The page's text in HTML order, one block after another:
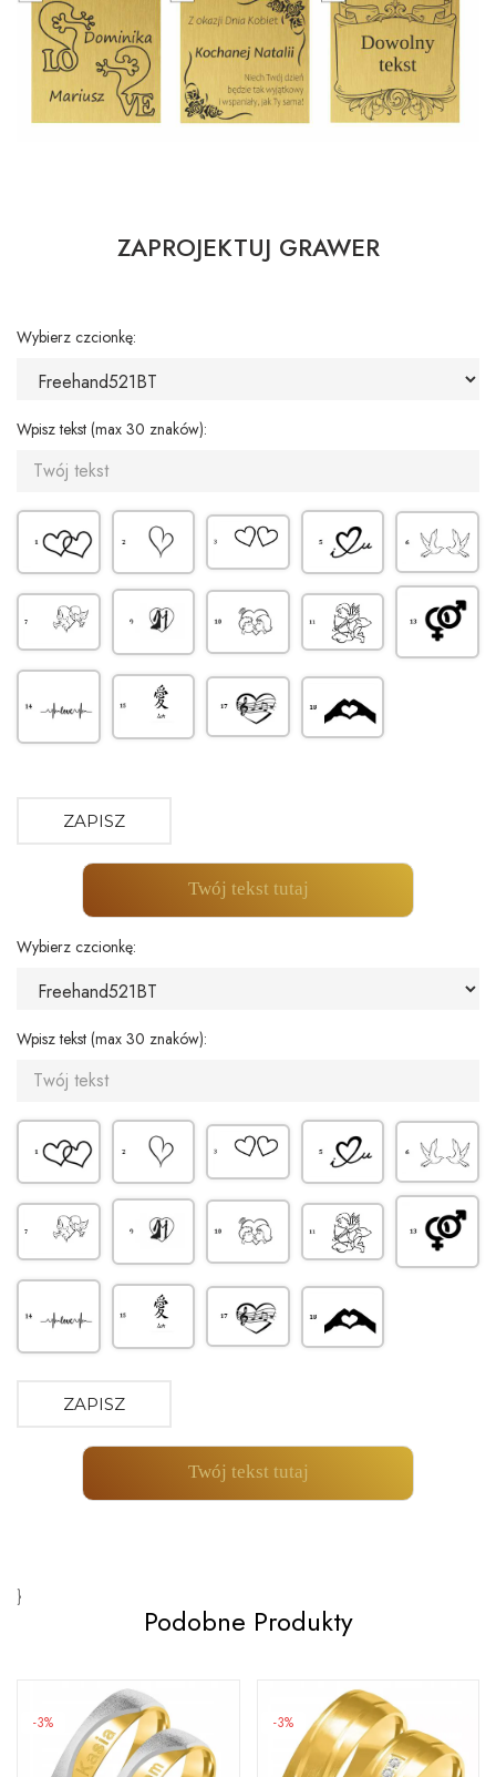
ZAPROJEKTUJ GRAWER
Wybierz czcionkę:
Wpisz tekst (max 30 znaków):
ZAPISZ
Twój tekst tutaj
Wybierz czcionkę:
Wpisz tekst (max 30 znaków):
ZAPISZ
Twój tekst tutaj
}
Podobne Produkty
-3% -3%